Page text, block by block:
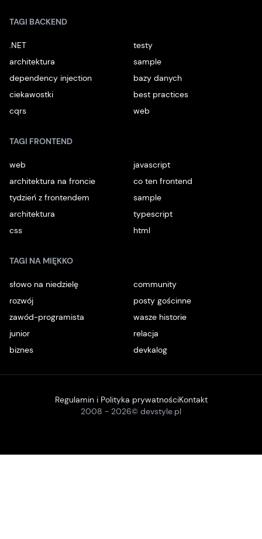
TAGI BACKEND
.NET
testy
architektura
sample
dependency injection
bazy danych
ciekawostki
best practices
cqrs
web
TAGI FRONTEND
web
javascript
architektura na froncie
co ten frontend
tydzień z frontendem
sample
architektura
typescript
css
html
TAGI NA MIĘKKO
słowo na niedzielę
community
rozwój
posty gościnne
zawód-programista
wasze historie
junior
relacja
biznes
devkalog
2008 - 2026© devstyle.pl
Regulamin i Polityka prywatnościKontakt